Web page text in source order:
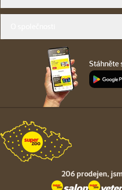
Stáhněte
206 prodejen,